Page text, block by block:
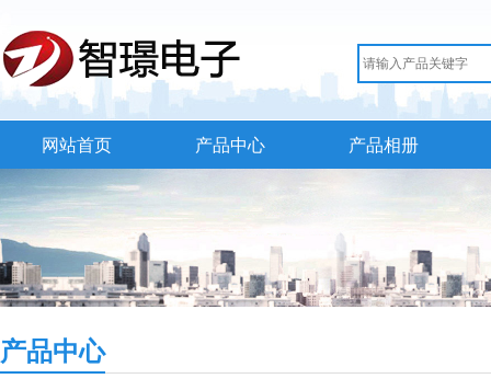
网站首页 产品中心 产品相册
产品中心